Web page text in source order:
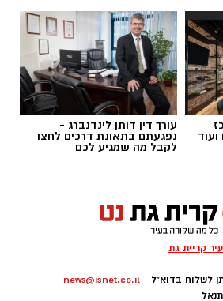
שוקולד וחלוה
וחלוה צילום הדס ניצן
ועוד
עורך דין דותן לינדנברג -
נפגעתם בתאונת דרכים לחצו
לקבל מה שמגיע לכם
קריית גת
לשלוח בדוא"ל - news@isnet.co.il